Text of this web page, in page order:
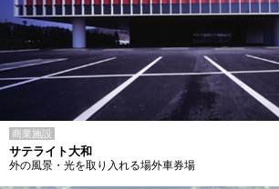
商業施設
サテライト大和
外の風景・光を取り入れる場外車券場